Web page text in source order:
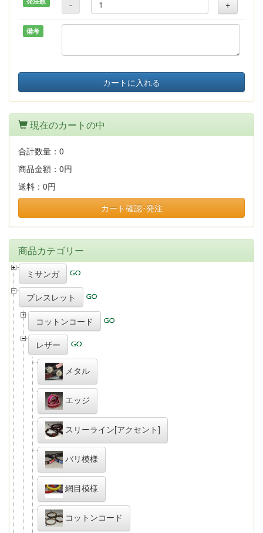
- +
備考
カートに入れる
現在のカートの中
合計数量： 0
商品金額： 0円
送料： 0円
カート確認･発注
商品カテゴリー
ミサンガ
ブレスレット
コットンコード
レザー
メタル
エッジ
スリーライン[アクセント]
バリ模様
網目模様
コットンコード